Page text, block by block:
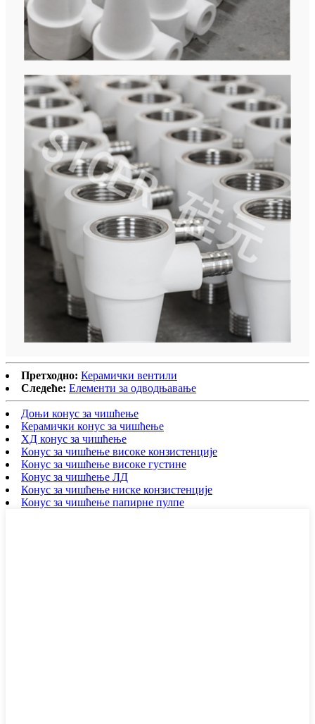
Претходно: Керамички вентили
Следеће: Елементи за одводњавање
Доњи конус за чишћење
Керамички конус за чишћење
ХД конус за чишћење
Конус за чишћење високе конзистенције
Конус за чишћење високе густине
Конус за чишћење ЛД
Конус за чишћење ниске конзистенције
Конус за чишћење папирне пулпе